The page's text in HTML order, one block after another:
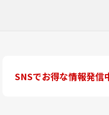
SNSでお得な情報発信